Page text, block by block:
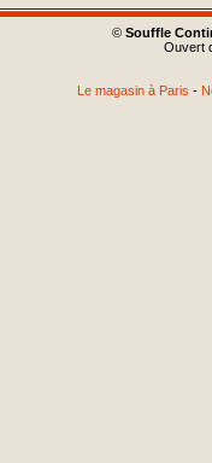
© Souffle
Ouvert
Le magasin à Paris -